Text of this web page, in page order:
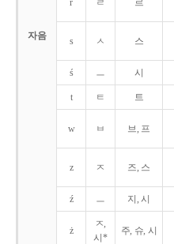
자음
r ㄹ 르
s ㅅ 스
ś ㅡ 시
t ㅌ 트
w ㅂ 브, 프
z ㅈ 즈, 스
ź ㅡ 지, 시
ż
ㅈ,
시*
주, 슈, 시